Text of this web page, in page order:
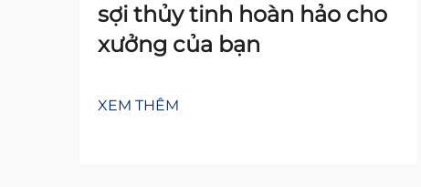
sợi thủy tinh hoàn hảo cho
xưởng của bạn
XEM THÊM